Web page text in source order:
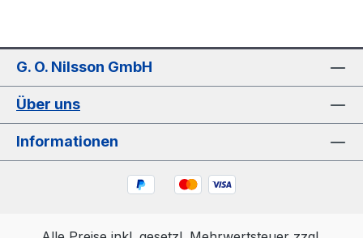
G. O. Nilsson GmbH
Über uns
Informationen